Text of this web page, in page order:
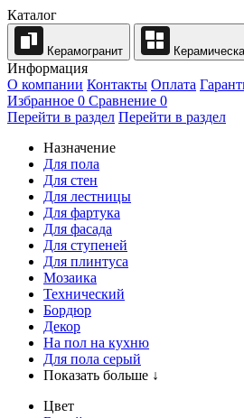
Каталог
Керамогранит
Информация
О компании Контакты Оплата
Избранное 0 Сравнение 0
Перейти в раздел Перейти в раздел
Назначение
Для пола
Для стен
Для лестницы
Для фартука
Для фасада
Для ступеней
Для плинтуса
Мозаика
Технический
Бордюр
Декор
На пол на кухню
Для пола серый
Показать больше ↓
Цвет